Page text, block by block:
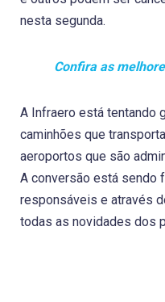
nesta segunda.
Confira as
A Infraero está tentando
caminhões que
aeroportos que são
A conversão está sendo
responsáveis e através
todas as novidades dos